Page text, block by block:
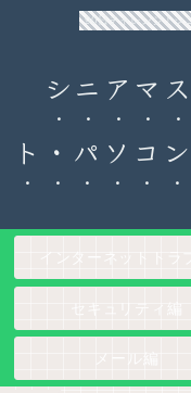
90日チャレンジ！シ
シニアマ
ト・パソコ